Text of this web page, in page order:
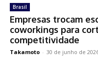
Brasil
Empresas trocam
coworkings para
competitividade
Takamoto - 30 de junho de